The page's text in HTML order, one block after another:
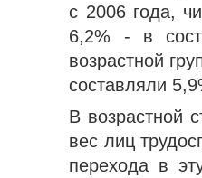
с 2006 года,
6,2% - в
возрастной
составляли
В возрастной
вес лиц
перехода в